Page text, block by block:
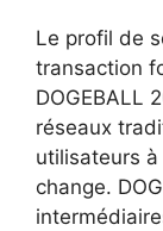
Le profil de
transaction
DOGEBALL
réseaux
utilisateurs
change.